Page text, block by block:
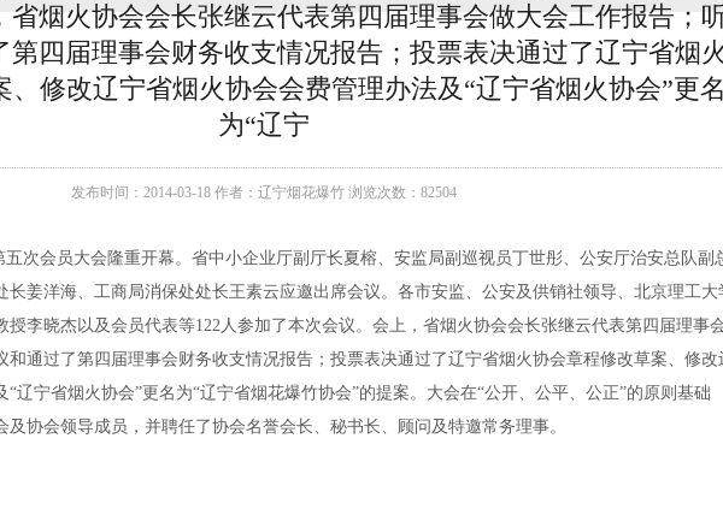
省烟火协会会长张继云代表第四届理事会做大会工作报告；
第四届理事会财务收支情况报告；投票表决通过了辽宁省烟火
、修改辽宁省烟火协会会费管理办法及“辽宁省烟火协会”更名
为“辽宁
发布时间：2014-03-18 作者：辽宁烟花爆竹 浏览次数：82504
五次会员大会隆重开幕。省中小企业厅副厅长夏榕、安监局副巡视员丁世彤、公安厅治安总队副
长姜洋海、工商局消保处处长王素云应邀出席会议。各市安监、公安及供销社领导、北京理工大
授李晓杰以及会员代表等122人参加了本次会议。会上，省烟火协会会长张继云代表第四届理事
和通过了第四届理事会财务收支情况报告；投票表决通过了辽宁省烟火协会章程修改草案、修改
辽宁省烟火协会”更名为“辽宁省烟花爆竹协会”的提案。大会在“公开、公平、公正”的原则基础
协会领导成员，并聘任了协会名誉会长、秘书长、顾问及特邀常务理事。